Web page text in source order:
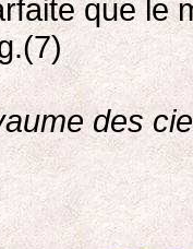
que le
des